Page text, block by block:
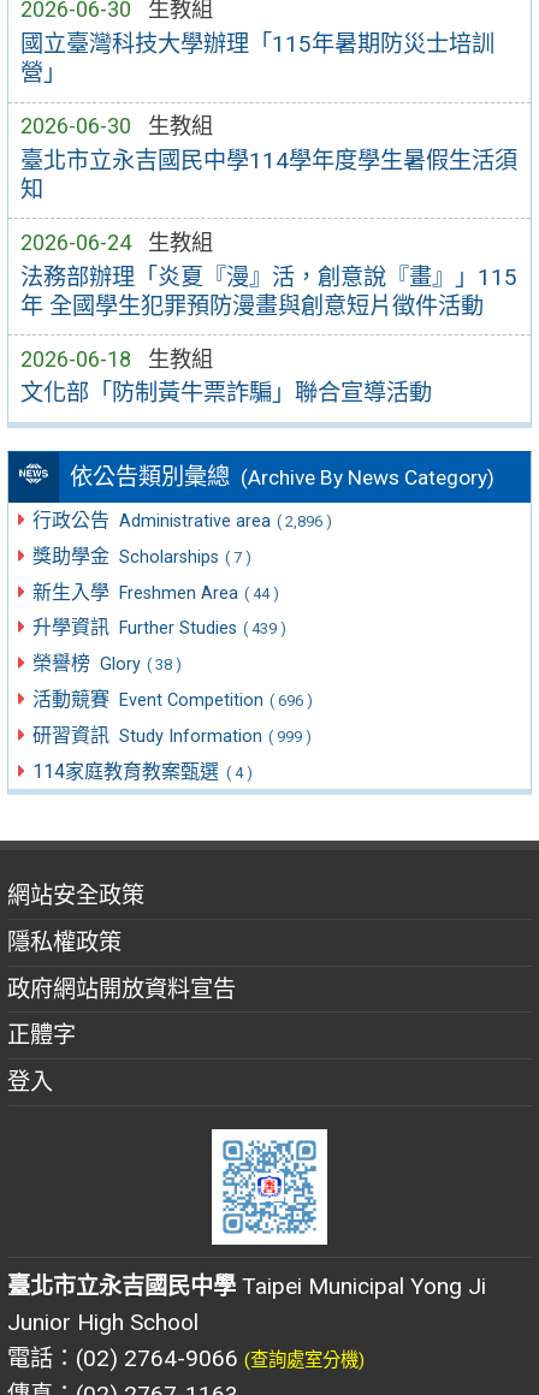
2026-06-30 生教組
國立臺灣科技大學辦理「115年暑期防災士培訓
營」
2026-06-30 生教組
臺北市立永吉國民中學114學年度學生暑假生活須
知
2026-06-24 生教組
法務部辦理「炎夏『漫』活，創意說『畫』」115
年 全國學生犯罪預防漫畫與創意短片徵件活動
2026-06-18 生教組
文化部「防制黃牛票詐騙」聯合宣導活動
依公告類別彙總 (Archive By News Category)
行政公告 Administrative area ( 2,896 )
獎助學金 Scholarships ( 7 )
新生入學 Freshmen Area ( 44 )
升學資訊 Further Studies ( 439 )
榮譽榜 Glory ( 38 )
活動競賽 Event Competition ( 696 )
研習資訊 Study Information ( 999 )
114家庭教育教案甄選 ( 4 )
網站安全政策
隱私權政策
政府網站開放資料宣告
正體字
登入
臺北市立永吉國民中學 Taipei Municipal Yong Ji
Junior High School
電話：(02) 2764-9066 (查詢處室分機)